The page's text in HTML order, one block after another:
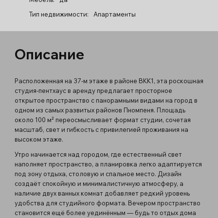
Тип недвижимости:
Апартаменты
Описание
Расположенная на 37-м этаже в районе BKK1, эта роскошная
студия-пентхаус в аренду предлагает просторное
открытое пространство с панорамными видами на город в
одном из самых развитых районов Пномпеня. Площадь
около 100 м² переосмысливает формат студии, сочетая
масштаб, свет и гибкость с привилегией проживания на
высоком этаже.
Утро начинается над городом, где естественный свет
наполняет пространство, а планировка легко адаптируется
под зону отдыха, столовую и спальное место. Дизайн
создаёт спокойную и минималистичную атмосферу, а
наличие двух ванных комнат добавляет редкий уровень
удобства для студийного формата. Вечером пространство
становится ещё более уединённым — будь то отдых дома